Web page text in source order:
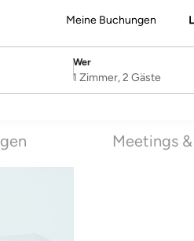
Meine Buchungen
Wer
Username
1 Zimmer, 2 Gäste
Meetings